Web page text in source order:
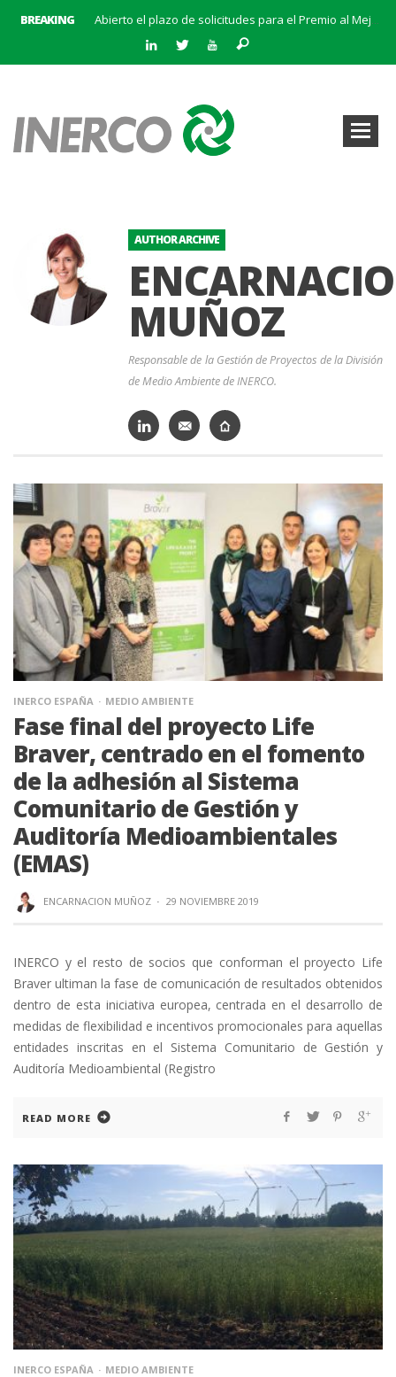
BREAKING
Abierto el plazo de solicitudes para el Premio al Mejor Trabajo de la Cátedra INERCO 2024
INERCO se adhiere a la Alianza #CEOPorLaDiversidad
AUTHOR ARCHIVE
MUÑOZ
Responsable de la Gestión de Proyectos de la División
de Medio Ambiente de INERCO.
INERCO ESPAÑA MEDIO AMBIENTE
Fase final del proyecto Life
Braver, centrado en el fomento
de la adhesión al Sistema
Comunitario de Gestión y
Auditoría Medioambientales
(EMAS)
ENCARNACION MUÑOZ · 29 NOVIEMBRE 2019
INERCO y el resto de socios que conforman el proyecto Life
Braver ultiman la fase de comunicación de resultados obtenidos
dentro de esta iniciativa europea, centrada en el desarrollo de
medidas de flexibilidad e incentivos promocionales para aquellas
entidades inscritas en el Sistema Comunitario de Gestión y
Auditoría Medioambiental (Registro
READ MORE
INERCO ESPAÑA MEDIO AMBIENTE